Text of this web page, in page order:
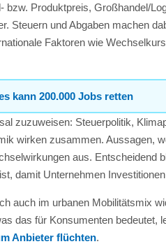
Produktpreis, Großhandel/
Steuern und Abgaben machen
Faktoren wie
kann 200.000 Jobs retten
zuzuweisen: Steuerpolitik,
wirken zusammen. Aussagen,
aus. Entscheidend
damit Unternehmen
auch im urbanen Mobilitätsmix
das für Konsumenten bedeutet,
Anbieter flüchten.